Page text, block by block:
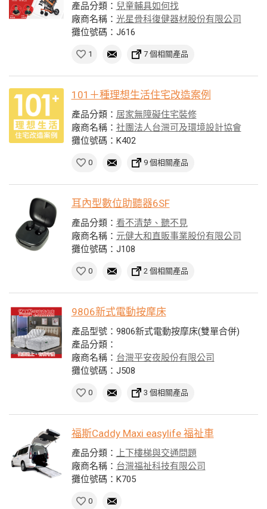
產品分類： 兒童輔具如何找
廠商名稱： 光星骨科復健器材股份有限公司
攤位號碼：J616
1 7 個相關產品
101＋種理想生活住宅改造案例
產品分類： 居家無障礙住宅裝修
廠商名稱： 社團法人台灣可及環境設計協會
攤位號碼：K402
0 9 個相關產品
耳內型數位助聽器6SF
產品分類： 看不清楚、聽不見
廠商名稱： 元健大和直販事業股份有限公司
攤位號碼：J108
0 2 個相關產品
9806新式電動按摩床
產品型號：9806新式電動按摩床(雙單合併)
產品分類：
廠商名稱： 台灣平安夜股份有限公司
攤位號碼：J508
0 3 個相關產品
福斯Caddy Maxi easylife 福祉車
產品分類：
上下樓梯與交通問題
廠商名稱： 台灣福祉科技有限公司
攤位號碼：K705
0